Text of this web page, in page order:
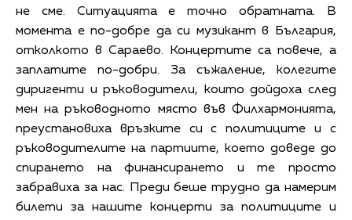
не сме. Ситуацията е точно обратната. В
момента е по-добре да си музикант в България,
отколкото в Сараево. Концертите са повече, а
заплатите по-добри. За съжаление, колегите
диригенти и ръководители, които дойдоха след
мен на ръководното място във Филхармонията,
преустановиха връзките си с политиците и с
ръководителите на партиите, което доведе до
спирането на финансирането и те просто
забравиха за нас. Преди беше трудно да намерим
билети за нашите концерти за политиците и